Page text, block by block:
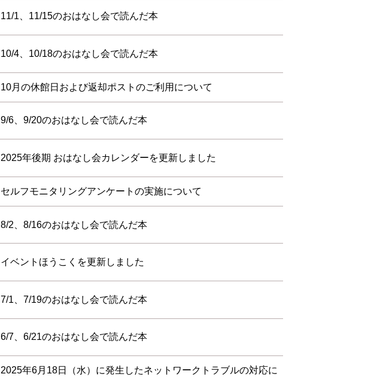
11/1、11/15のおはなし会で読んだ本
10/4、10/18のおはなし会で読んだ本
10月の休館日および返却ポストのご利用について
9/6、9/20のおはなし会で読んだ本
2025年後期 おはなし会カレンダーを更新しました
セルフモニタリングアンケートの実施について
8/2、8/16のおはなし会で読んだ本
イベントほうこくを更新しました
7/1、7/19のおはなし会で読んだ本
6/7、6/21のおはなし会で読んだ本
2025年6月18日（水）に発生したネットワークトラブルの対応に